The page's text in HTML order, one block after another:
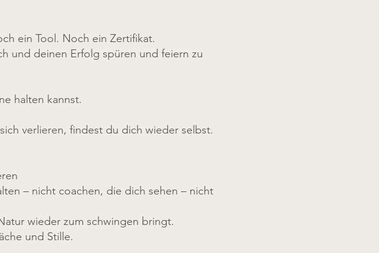
ein Tool. Noch ein Zertifikat.
und deinen Erfolg spüren und feiern zu
halten kannst.
verlieren, findest du dich wieder selbst.
– nicht coachen, die dich sehen – nicht
wieder zum schwingen bringt.
und Stille.